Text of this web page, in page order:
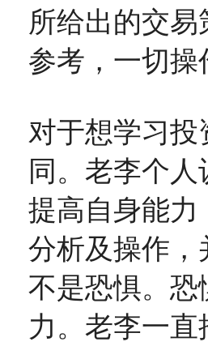
所给出的交
参考，一切
对于想学习
同。老李个
提高自身能
分析及操作
不是恐惧。
力。老李一